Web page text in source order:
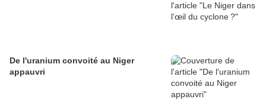
De l'uranium convoité au Niger
appauvri